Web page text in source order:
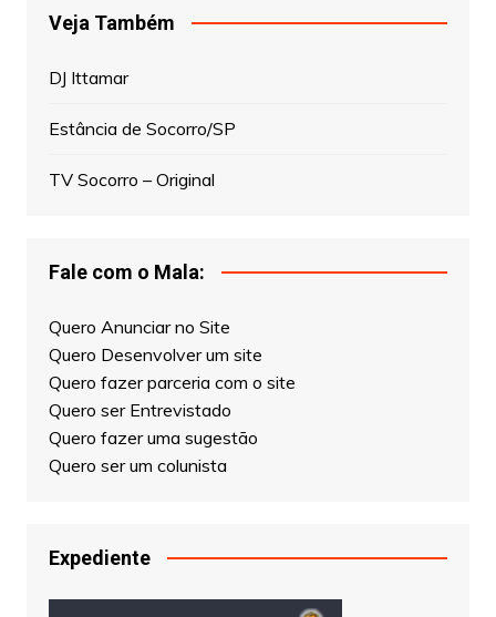
Veja Também
DJ Ittamar
Estância de Socorro/SP
TV Socorro – Original
Fale com o Mala:
Quero Anunciar no Site
Quero Desenvolver um site
Quero fazer parceria com o site
Quero ser Entrevistado
Quero fazer uma sugestão
Quero ser um colunista
Expediente